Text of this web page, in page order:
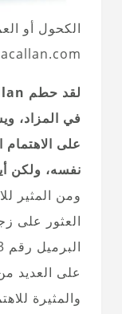
الكحول أو
في المزاد،
على
نفسه، ولكن
ومن المثير
العثور على
على العديد
والمثيرة